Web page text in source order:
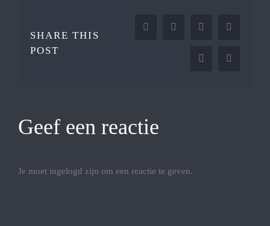
SHARE THIS
POST
Facebook
X Reddit LinkedIn
TumblrPinterest
Geef een reactie
Je moet ingelogd zijn om een reactie te geven.